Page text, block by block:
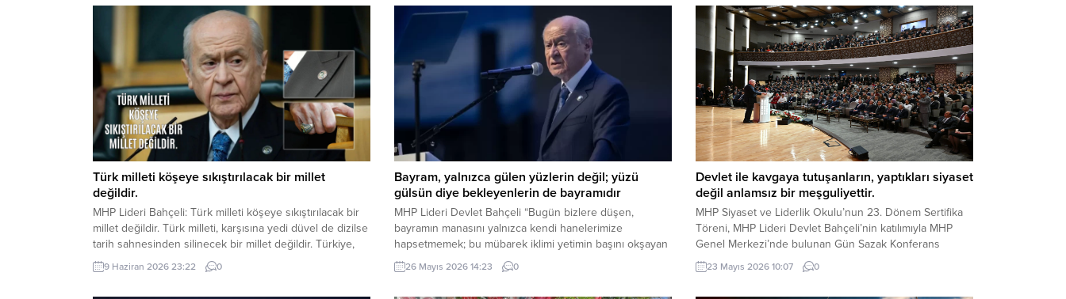
Türk milleti köşeye sıkıştırılacak bir millet
değildir.
MHP Lideri Bahçeli: Türk milleti köşeye sıkıştırılacak bir
millet değildir. Türk milleti, karşısına yedi düvel de dizilse
tarih sahnesinden silinecek bir millet değildir. Türkiye,
ham hayaller kurulup çizilen haritaların kenarına
sıkıştırılacak, eline bir avuç toprak verilip denizlerinden
9 Haziran 2026 23:22 0
Bayram, yalnızca gülen yüzlerin değil; yüzü
gülsün diye bekleyenlerin de bayramıdır
MHP Lideri Devlet Bahçeli “Bugün bizlere düşen,
bayramın manasını yalnızca kendi hanelerimize
hapsetmemek; bu mübarek iklimi yetimin başını okşayan
ele, yoksulun sofrasına uzanan lokmaya, yaşlının duasını
alan güler yüze, yalnızın kapısını çalan muhabbete
26 Mayıs 2026 14:23 0
Devlet ile kavgaya tutuşanların, yaptıkları siyaset
değil anlamsız bir meşguliyettir.
MHP Siyaset ve Liderlik Okulu’nun 23. Dönem Sertifika
Töreni, MHP Lideri Devlet Bahçeli’nin katılımıyla MHP
Genel Merkezi’nde bulunan Gün Sazak Konferans
Salonu’nda gerçekleştirildi. Törende konuşan MHP Lideri
Devlet Bahçeli, gündeme ilişkin önemli
23 Mayıs 2026 10:07 0